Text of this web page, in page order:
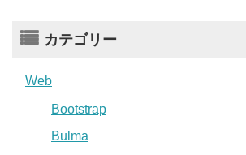
カテゴリー
Web
Bootstrap
Bulma